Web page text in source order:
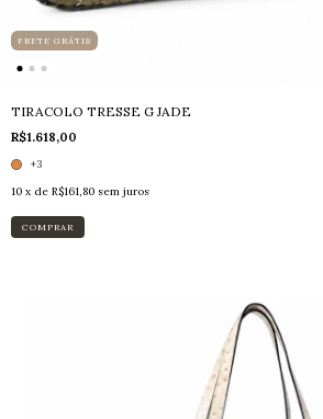
FRETE GRÁTIS
TIRACOLO TRESSE G JADE
R$1.618,00
+3
10 x de R$161,80 sem juros
COMPRAR